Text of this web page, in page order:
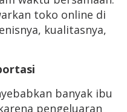
toko online di
kualitasnya,
banyak ibu
pengeluaran